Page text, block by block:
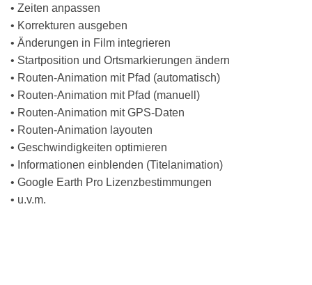
• Zeiten anpassen
• Korrekturen ausgeben
• Änderungen in Film integrieren
• Startposition und Ortsmarkierungen ändern
• Routen-Animation mit Pfad (automatisch)
• Routen-Animation mit Pfad (manuell)
• Routen-Animation mit GPS-Daten
• Routen-Animation layouten
• Geschwindigkeiten optimieren
• Informationen einblenden (Titelanimation)
• Google Earth Pro Lizenzbestimmungen
• u.v.m.